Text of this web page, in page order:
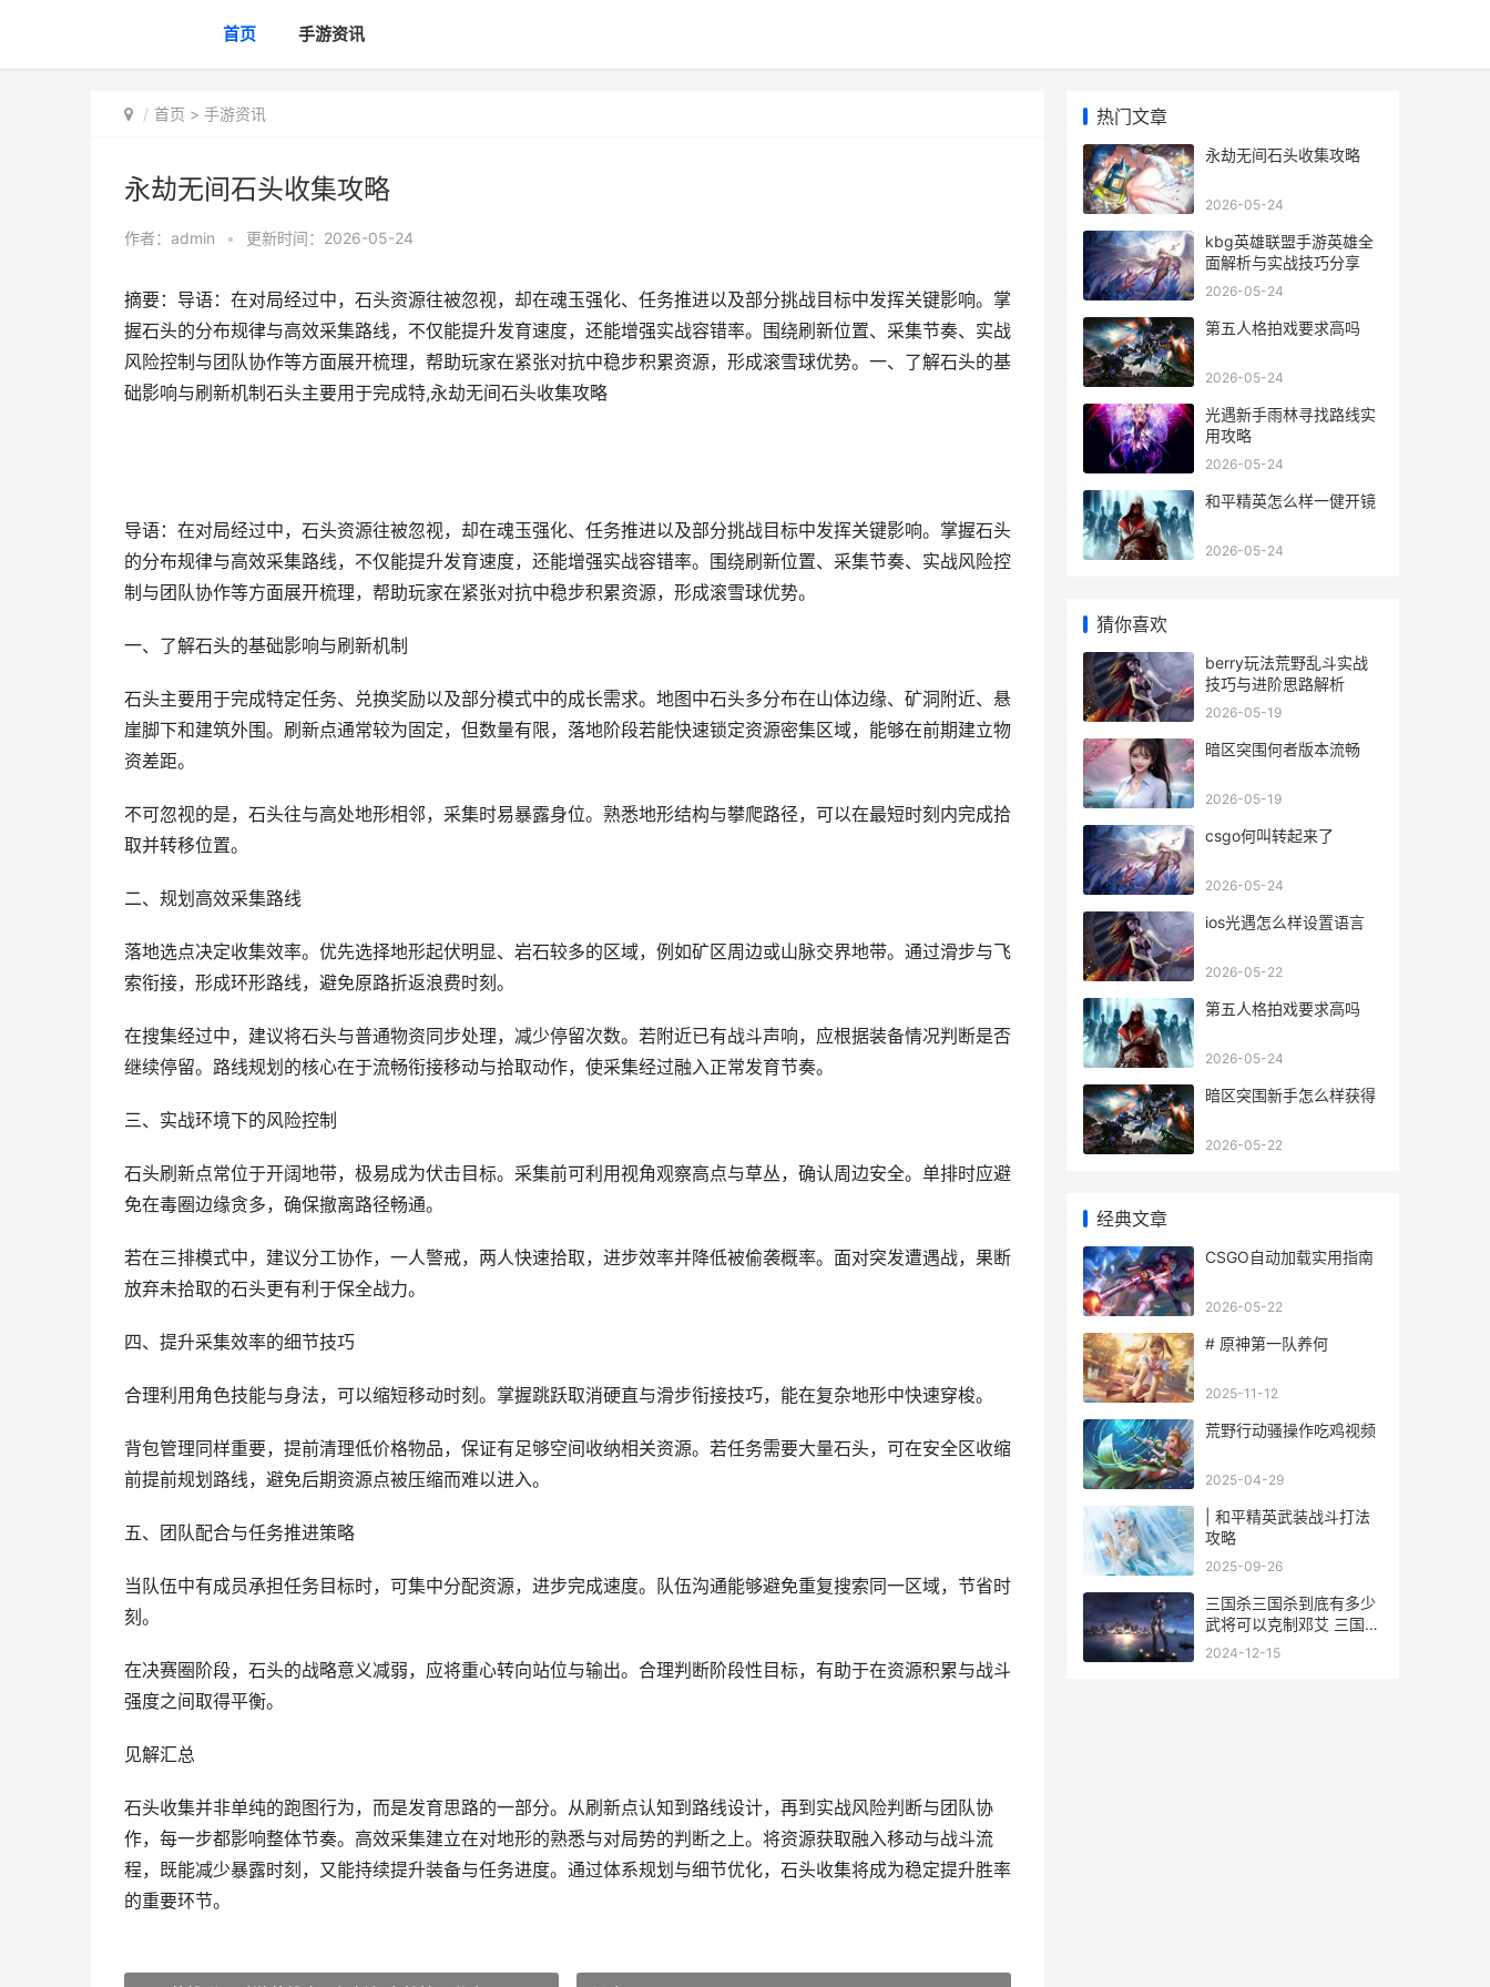
首页 手游资讯
首页 > 手游资讯
永劫无间石头收集攻略
作者： admin • 更新时间：2026-05-24
摘要：导语：在对局经过中，石头资源往被忽视，却在魂玉强化、任务推进以及部分挑战目标中发挥关键影响。掌
握石头的分布规律与高效采集路线，不仅能提升发育速度，还能增强实战容错率。围绕刷新位置、采集节奏、实战
风险控制与团队协作等方面展开梳理，帮助玩家在紧张对抗中稳步积累资源，形成滚雪球优势。一、了解石头的基
础影响与刷新机制石头主要用于完成特,永劫无间石头收集攻略
导语：在对局经过中，石头资源往被忽视，却在魂玉强化、任务推进以及部分挑战目标中发挥关键影响。掌握石头
的分布规律与高效采集路线，不仅能提升发育速度，还能增强实战容错率。围绕刷新位置、采集节奏、实战风险控
制与团队协作等方面展开梳理，帮助玩家在紧张对抗中稳步积累资源，形成滚雪球优势。
一、了解石头的基础影响与刷新机制
石头主要用于完成特定任务、兑换奖励以及部分模式中的成长需求。地图中石头多分布在山体边缘、矿洞附近、悬
崖脚下和建筑外围。刷新点通常较为固定，但数量有限，落地阶段若能快速锁定资源密集区域，能够在前期建立物
资差距。
不可忽视的是，石头往与高处地形相邻，采集时易暴露身位。熟悉地形结构与攀爬路径，可以在最短时刻内完成拾
取并转移位置。
二、规划高效采集路线
落地选点决定收集效率。优先选择地形起伏明显、岩石较多的区域，例如矿区周边或山脉交界地带。通过滑步与飞
索衔接，形成环形路线，避免原路折返浪费时刻。
在搜集经过中，建议将石头与普通物资同步处理，减少停留次数。若附近已有战斗声响，应根据装备情况判断是否
继续停留。路线规划的核心在于流畅衔接移动与拾取动作，使采集经过融入正常发育节奏。
三、实战环境下的风险控制
石头刷新点常位于开阔地带，极易成为伏击目标。采集前可利用视角观察高点与草丛，确认周边安全。单排时应避
免在毒圈边缘贪多，确保撤离路径畅通。
若在三排模式中，建议分工协作，一人警戒，两人快速拾取，进步效率并降低被偷袭概率。面对突发遭遇战，果断
放弃未拾取的石头更有利于保全战力。
四、提升采集效率的细节技巧
合理利用角色技能与身法，可以缩短移动时刻。掌握跳跃取消硬直与滑步衔接技巧，能在复杂地形中快速穿梭。
背包管理同样重要，提前清理低价格物品，保证有足够空间收纳相关资源。若任务需要大量石头，可在安全区收缩
前提前规划路线，避免后期资源点被压缩而难以进入。
五、团队配合与任务推进策略
当队伍中有成员承担任务目标时，可集中分配资源，进步完成速度。队伍沟通能够避免重复搜索同一区域，节省时
刻。
在决赛圈阶段，石头的战略意义减弱，应将重心转向站位与输出。合理判断阶段性目标，有助于在资源积累与战斗
强度之间取得平衡。
见解汇总
石头收集并非单纯的跑图行为，而是发育思路的一部分。从刷新点认知到路线设计，再到实战风险判断与团队协
作，每一步都影响整体节奏。高效采集建立在对地形的熟悉与对局势的判断之上。将资源获取融入移动与战斗流
程，既能减少暴露时刻，又能持续提升装备与任务进度。通过体系规划与细节优化，石头收集将成为稳定提升胜率
的重要环节。
热门文章
永劫无间石头收集攻略
2026-05-24
kbg英雄联盟手游英雄全
面解析与实战技巧分享
2026-05-24
第五人格拍戏要求高吗
2026-05-24
光遇新手雨林寻找路线实
用攻略
2026-05-24
和平精英怎么样一健开镜
2026-05-24
猜你喜欢
berry玩法荒野乱斗实战
技巧与进阶思路解析
2026-05-19
暗区突围何者版本流畅
2026-05-19
csgo何叫转起来了
2026-05-24
ios光遇怎么样设置语言
2026-05-22
第五人格拍戏要求高吗
2026-05-24
暗区突围新手怎么样获得
2026-05-22
经典文章
CSGO自动加载实用指南
2026-05-22
# 原神第一队养何
2025-11-12
荒野行动骚操作吃鸡视频
2025-04-29
| 和平精英武装战斗打法
攻略
2025-09-26
三国杀三国杀到底有多少
武将可以克制邓艾 三国杀
最详细的规则
2024-12-15